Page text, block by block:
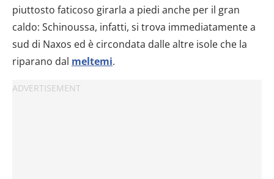
piuttosto faticoso girarla a piedi anche per il gran
caldo: Schinoussa, infatti, si trova immediatamente a
sud di Naxos ed è circondata dalle altre isole che la
riparano dal meltemi.